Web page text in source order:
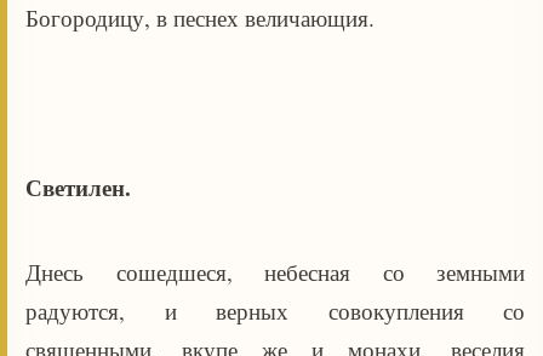
Богородицу, в песнех величающия.
Светилен.
Днесь сошедшеся, небесная со земными
радуются, и верных совокупления со
священными, вкупе же и монахи, веселия